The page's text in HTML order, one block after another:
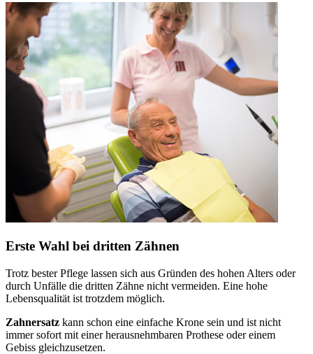
Erste Wahl bei dritten Zähnen
Trotz bester Pflege lassen sich aus Gründen des hohen Alters oder
durch Unfälle die dritten Zähne nicht vermeiden. Eine hohe
Lebensqualität ist trotzdem möglich.
Zahnersatz kann schon eine einfache Krone sein und ist nicht
immer sofort mit einer herausnehmbaren Prothese oder einem
Gebiss gleichzusetzen.